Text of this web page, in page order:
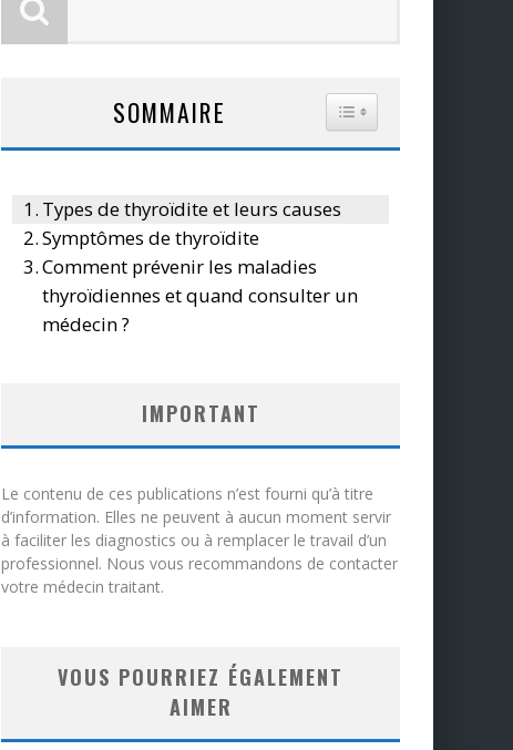
SOMMAIRE TOGGLE TABLE OF
Types de thyroïdite et leurs causes
Symptômes de thyroïdite
Comment prévenir les maladies
thyroïdiennes et quand consulter un
médecin ?
IMPORTANT
Le contenu de ces publications n’est fourni qu’à titre
d’information. Elles ne peuvent à aucun moment servir
à faciliter les diagnostics ou à remplacer le travail d’un
professionnel. Nous vous recommandons de contacter
votre médecin traitant.
VOUS POURRIEZ ÉGALEMENT
AIMER